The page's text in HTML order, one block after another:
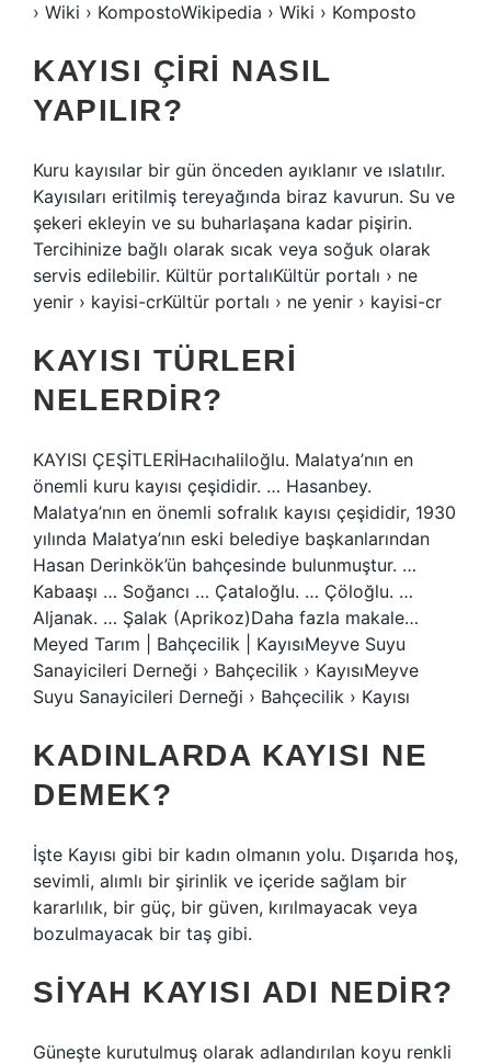
› Wiki › KompostoWikipedia › Wiki › Komposto
KAYISI ÇIRI NASIL
YAPILIR?
Kuru kayısılar bir gün önceden ayıklanır ve ıslatılır.
Kayısıları eritilmiş tereyağında biraz kavurun. Su ve
şekeri ekleyin ve su buharlaşana kadar pişirin.
Tercihinize bağlı olarak sıcak veya soğuk olarak
servis edilebilir. Kültür portalıKültür portalı › ne
yenir › kayisi-crKültür portalı › ne yenir › kayisi-cr
KAYISI TÜRLERI
NELERDIR?
KAYISI ÇEŞİTLERİHacıhaliloğlu. Malatya’nın en
önemli kuru kayısı çeşididir. … Hasanbey.
Malatya’nın en önemli sofralık kayısı çeşididir, 1930
yılında Malatya’nın eski belediye başkanlarından
Hasan Derinkök’ün bahçesinde bulunmuştur. …
Kabaaşı … Soğancı … Çataloğlu. … Çöloğlu. …
Aljanak. … Şalak (Aprikoz)Daha fazla makale…
Meyed Tarım | Bahçecilik | KayısıMeyve Suyu
Sanayicileri Derneği › Bahçecilik › KayısıMeyve
Suyu Sanayicileri Derneği › Bahçecilik › Kayısı
KADINLARDA KAYISI NE
DEMEK?
İşte Kayısı gibi bir kadın olmanın yolu. Dışarıda hoş,
sevimli, alımlı bir şirinlik ve içeride sağlam bir
kararlılık, bir güç, bir güven, kırılmayacak veya
bozulmayacak bir taş gibi.
SIYAH KAYISI ADI NEDIR?
Güneşte kurutulmuş olarak adlandırılan koyu renkli